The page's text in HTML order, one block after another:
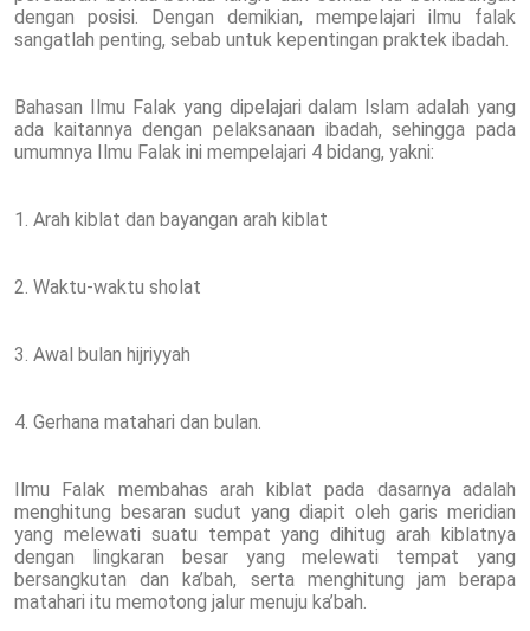
dengan posisi. Dengan demikian, mempelajari ilmu falak
sangatlah penting, sebab untuk kepentingan praktek ibadah.
Bahasan Ilmu Falak yang dipelajari dalam Islam adalah yang
ada kaitannya dengan pelaksanaan ibadah, sehingga pada
umumnya Ilmu Falak ini mempelajari 4 bidang, yakni:
1. Arah kiblat dan bayangan arah kiblat
2. Waktu-waktu sholat
3. Awal bulan hijriyyah
4. Gerhana matahari dan bulan.
Ilmu Falak membahas arah kiblat pada dasarnya adalah
menghitung besaran sudut yang diapit oleh garis meridian
yang melewati suatu tempat yang dihitug arah kiblatnya
dengan lingkaran besar yang melewati tempat yang
bersangkutan dan ka’bah, serta menghitung jam berapa
matahari itu memotong jalur menuju ka’bah.